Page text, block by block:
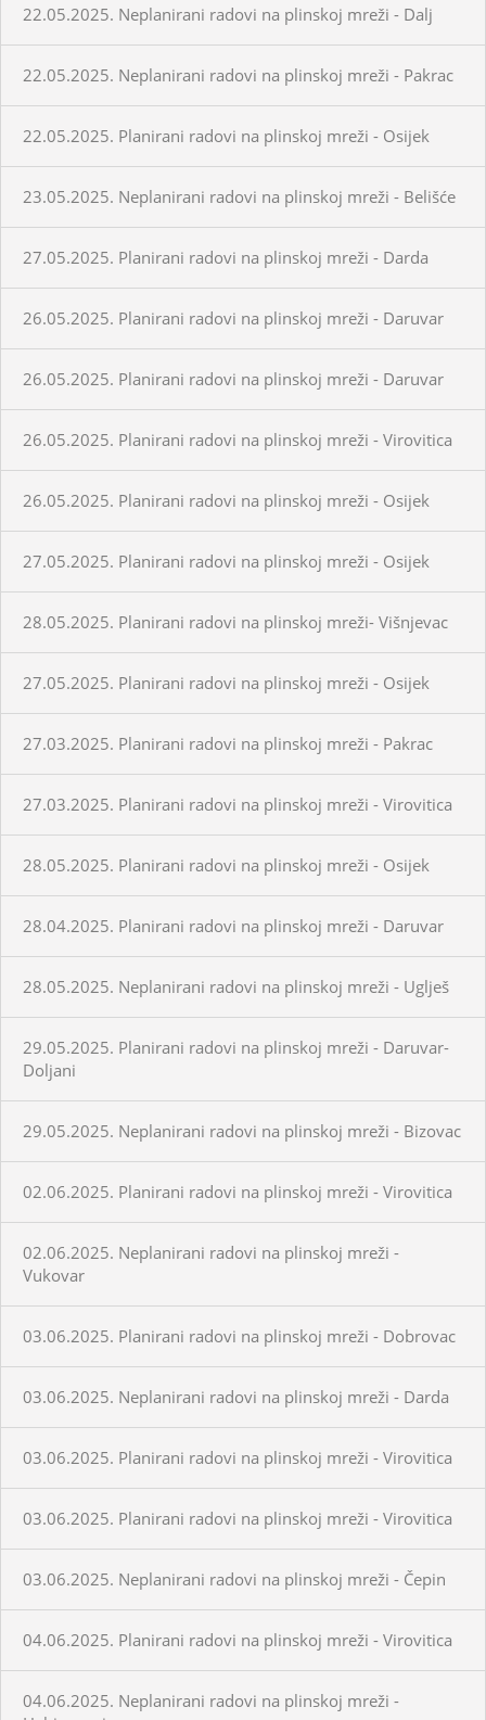
22.05.2025. Neplanirani radovi na plinskoj mreži - Dalj
22.05.2025. Neplanirani radovi na plinskoj mreži - Pakrac
22.05.2025. Planirani radovi na plinskoj mreži - Osijek
23.05.2025. Neplanirani radovi na plinskoj mreži - Belišće
27.05.2025. Planirani radovi na plinskoj mreži - Darda
26.05.2025. Planirani radovi na plinskoj mreži - Daruvar
26.05.2025. Planirani radovi na plinskoj mreži - Daruvar
26.05.2025. Planirani radovi na plinskoj mreži - Virovitica
26.05.2025. Planirani radovi na plinskoj mreži - Osijek
27.05.2025. Planirani radovi na plinskoj mreži - Osijek
28.05.2025. Planirani radovi na plinskoj mreži- Višnjevac
27.05.2025. Planirani radovi na plinskoj mreži - Osijek
27.03.2025. Planirani radovi na plinskoj mreži - Pakrac
27.03.2025. Planirani radovi na plinskoj mreži - Virovitica
28.05.2025. Planirani radovi na plinskoj mreži - Osijek
28.04.2025. Planirani radovi na plinskoj mreži - Daruvar
28.05.2025. Neplanirani radovi na plinskoj mreži - Uglješ
29.05.2025. Planirani radovi na plinskoj mreži - Daruvar-
Doljani
29.05.2025. Neplanirani radovi na plinskoj mreži - Bizovac
02.06.2025. Planirani radovi na plinskoj mreži - Virovitica
02.06.2025. Neplanirani radovi na plinskoj mreži -
Vukovar
03.06.2025. Planirani radovi na plinskoj mreži - Dobrovac
03.06.2025. Neplanirani radovi na plinskoj mreži - Darda
03.06.2025. Planirani radovi na plinskoj mreži - Virovitica
03.06.2025. Planirani radovi na plinskoj mreži - Virovitica
03.06.2025. Neplanirani radovi na plinskoj mreži - Čepin
04.06.2025. Planirani radovi na plinskoj mreži - Virovitica
04.06.2025. Neplanirani radovi na plinskoj mreži -